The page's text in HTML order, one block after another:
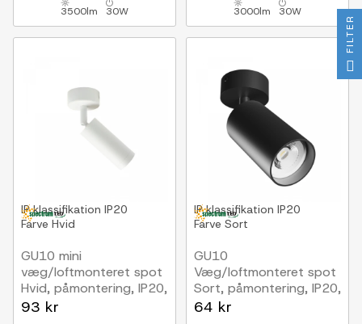
3500lm 30W 3000lm 30W
IP klassifikation IP20
Farve Hvid
GU10 mini
væg/loftmonteret spot
Hvid, påmontering, IP20,
uden lyskilde
93 kr
IP klassifikation IP20
Farve Sort
GU10
Væg/loftmonteret spot
Sort, påmontering, IP20,
uden lyskilde
64 kr
FILTER